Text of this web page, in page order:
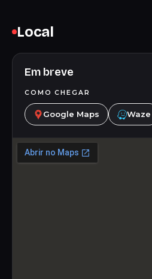
Local
Em breve
COMO CHEGAR
Google Maps Waze